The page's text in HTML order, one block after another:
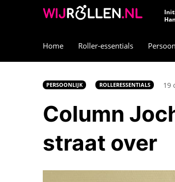
Home Roller-essentials
PERSOONLIJK ROLLERESSENTIALS 19
Column
straat over